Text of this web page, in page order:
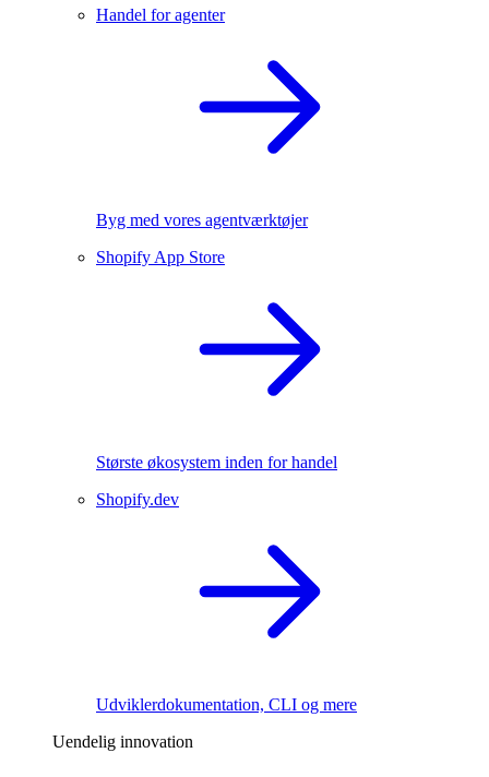
Handel for agenter
Byg med vores agentværktøjer
Shopify App Store
Største økosystem inden for handel
Shopify.dev
Udviklerdokumentation, CLI og mere
Uendelig innovation